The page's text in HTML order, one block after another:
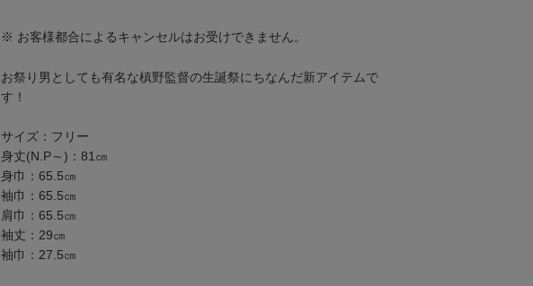
※ お客様都合によるキャンセルはお受けできません。
お祭り男としても有名な槙野監督の生誕祭にちなんだ新アイテムで
す！
サイズ：フリー
身丈(N.P～)：81㎝
身巾：65.5㎝
袖巾：65.5㎝
肩巾：65.5㎝
袖丈：29㎝
袖巾：27.5㎝